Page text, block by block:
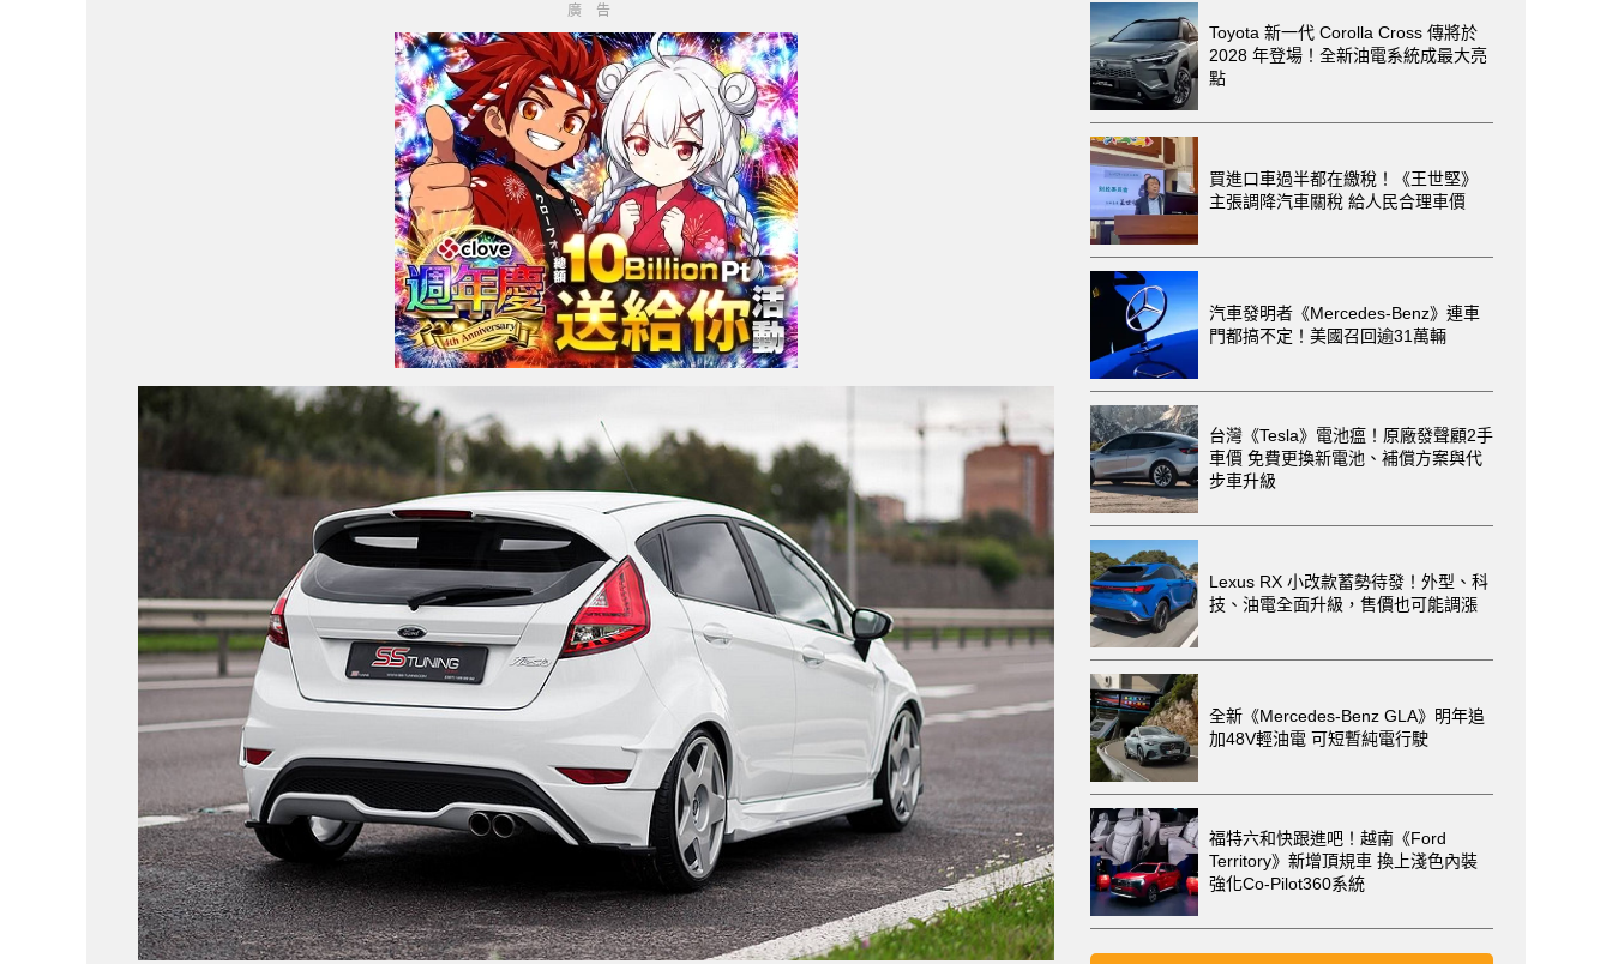
廣告
Toyota 新一代 Corolla Cross 傳將於
2028 年登場！全新油電系統成最大亮
點
買進口車過半都在繳稅！《王世堅》
主張調降汽車關稅 給人民合理車價
汽車發明者《Mercedes-Benz》連車
門都搞不定！美國召回逾31萬輛
台灣《Tesla》電池瘟！原廠發聲顧2手
車價 免費更換新電池、補償方案與代
步車升級
Lexus RX 小改款蓄勢待發！外型、科
技、油電全面升級，售價也可能調漲
全新《Mercedes-Benz GLA》明年追
加48V輕油電 可短暫純電行駛
福特六和快跟進吧！越南《Ford
Territory》新增頂規車 換上淺色內裝
強化Co-Pilot360系統